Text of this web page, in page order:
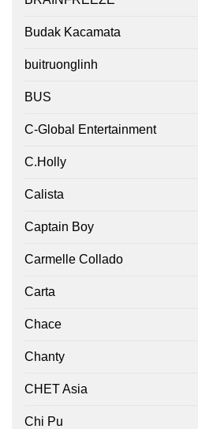
Budak Kacamata
buitruonglinh
BUS
C-Global Entertainment
C.Holly
Calista
Captain Boy
Carmelle Collado
Carta
Chace
Chanty
CHET Asia
Chi Pu